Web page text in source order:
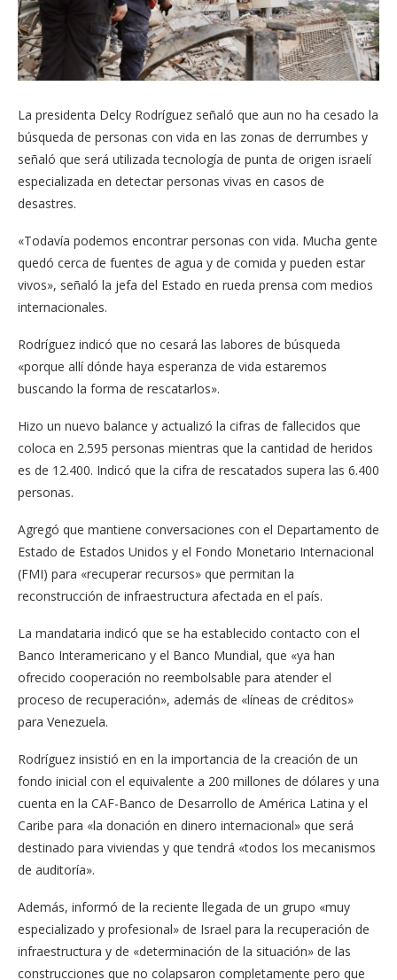
La presidenta Delcy Rodríguez señaló que aun no ha cesado la
búsqueda de personas con vida en las zonas de derrumbes y
señaló que será utilizada tecnología de punta de origen israelí
especializada en detectar personas vivas en casos de
desastres.
«Todavía podemos encontrar personas con vida. Mucha gente
quedó cerca de fuentes de agua y de comida y pueden estar
vivos», señaló la jefa del Estado en rueda prensa com medios
internacionales.
Rodríguez indicó que no cesará las labores de búsqueda
«porque allí dónde haya esperanza de vida estaremos
buscando la forma de rescatarlos».
Hizo un nuevo balance y actualizó la cifras de fallecidos que
coloca en 2.595 personas mientras que la cantidad de heridos
es de 12.400. Indicó que la cifra de rescatados supera las 6.400
personas.
Agregó que mantiene conversaciones con el Departamento de
Estado de Estados Unidos y el Fondo Monetario Internacional
(FMI) para «recuperar recursos» que permitan la
reconstrucción de infraestructura afectada en el país.
La mandataria indicó que se ha establecido contacto con el
Banco Interamericano y el Banco Mundial, que «ya han
ofrecido cooperación no reembolsable para atender el
proceso de recuperación», además de «líneas de créditos»
para Venezuela.
Rodríguez insistió en en la importancia de la creación de un
fondo inicial con el equivalente a 200 millones de dólares y una
cuenta en la CAF-Banco de Desarrollo de América Latina y el
Caribe para «la donación en dinero internacional» que será
destinado para viviendas y que tendrá «todos los mecanismos
de auditoría».
Además, informó de la reciente llegada de un grupo «muy
especializado y profesional» de Israel para la recuperación de
infraestructura y de «determinación de la situación» de las
construcciones que no colapsaron completamente pero que